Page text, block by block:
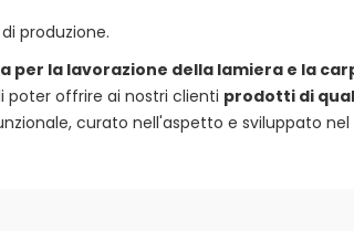
produzione.
per la lavorazione della lamiera e la
poter offrire ai nostri clienti prodotti di
curato nell'aspetto e sviluppato